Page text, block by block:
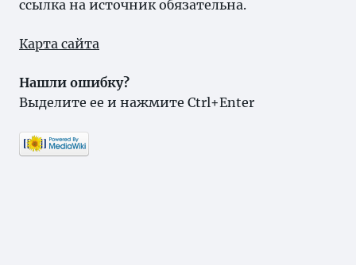
ссылка на источник обязательна.
Карта сайта
Нашли ошибку?
Выделите ее и нажмите Ctrl+Enter